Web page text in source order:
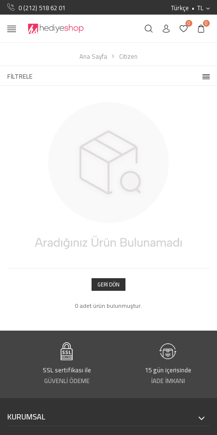
0 (212) 518 62 01 Türkçe TL
0 0
Ana Sayfa
Citizen
FILTRELE
GERI DÖN
0 adet ürün bulunmuştur.
SSL sertifikası ile
GÜVENLİ ÖDEME
15 gün içerisinde
İADE İMKANI
KURUMSAL